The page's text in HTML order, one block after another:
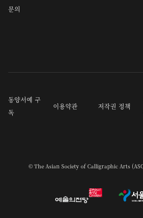
문의
동양서예 구
독
이용약관 저작권 정책
© The Asian Society of Calligraphic Arts